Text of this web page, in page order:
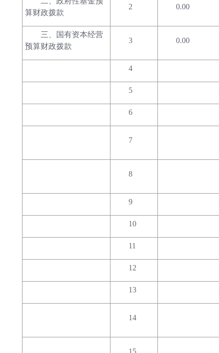
算财政拨款
2 0.00
三、国有资本经营
预算财政拨款
3 0.00
4
5
6
7
8
9
10
11
12
13
14
15